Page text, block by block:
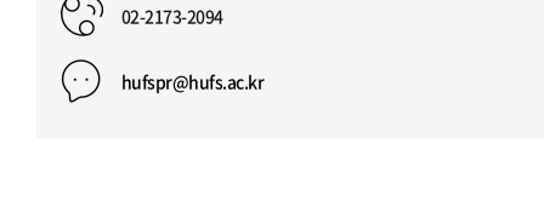
02-2173-2094
hufspr@hufs.ac.kr